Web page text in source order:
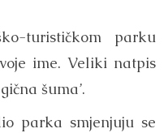
turističkom parku
ime. Veliki natpis
šuma’.
parka smjenjuju se